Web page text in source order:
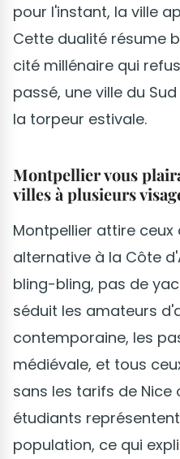
pour l'instant, la ville
Cette dualité résume
cité millénaire qui
passé, une ville du
la torpeur estivale.
Montpellier vous
villes à plusieurs
Montpellier attire
alternative à la Côte
bling-bling, pas de
séduit les amateurs
contemporaine, les
médiévale, et tous
sans les tarifs de Nice
étudiants
population, ce qui